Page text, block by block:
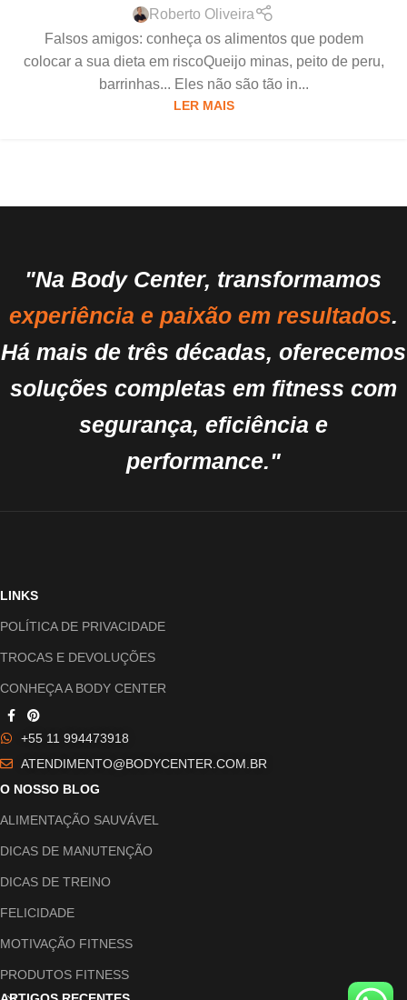
Roberto Oliveira
Falsos amigos: conheça os alimentos que podem
colocar a sua dieta em riscoQueijo minas, peito de peru,
barrinhas... Eles não são tão in...
LER MAIS
"Na Body Center, transformamos
experiência e paixão em resultados.
Há mais de três décadas, oferecemos
soluções completas em fitness com
segurança, eficiência e
performance."
LINKS
POLÍTICA DE PRIVACIDADE
TROCAS E DEVOLUÇÕES
CONHEÇA A BODY CENTER
+55 11 994473918
ATENDIMENTO@BODYCENTER.COM.BR
O NOSSO BLOG
ALIMENTAÇÃO SAUVÁVEL
DICAS DE MANUTENÇÃO
DICAS DE TREINO
FELICIDADE
MOTIVAÇÃO FITNESS
PRODUTOS FITNESS